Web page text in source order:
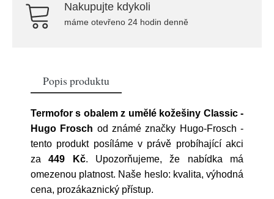
Nakupujte kdykoli
máme otevřeno 24 hodin denně
Popis produktu
Termofor s obalem z umělé kožešiny Classic -
Hugo Frosch od známé značky Hugo-Frosch -
tento produkt posíláme v právě probíhající akci
za449 Kč. Upozorňujeme, že nabídka má
omezenou platnost. Naše heslo: kvalita, výhodná
cena, prozákaznický přístup.